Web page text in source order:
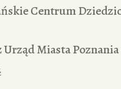
Centrum
Miasta